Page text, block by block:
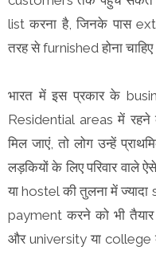
list करना है, जिनके पास
तरह से furnished होना
भारत में इस प्रकार के
Residential areas में
मिल जाएं, तो लोग उन्हें
लड़कियों के लिए परिवार
या hostel की तुलना में
payment करने को भी
और university या